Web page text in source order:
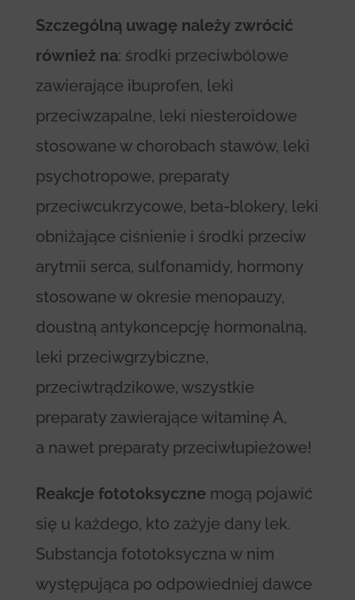
Szczególną uwagę należy zwrócić
również na: środki przeciwbólowe
zawierające ibuprofen, leki
przeciwzapalne, leki niesteroidowe
stosowane w chorobach stawów, leki
psychotropowe, preparaty
przeciwcukrzycowe, beta-blokery, leki
obniżające ciśnienie i środki przeciw
arytmii serca, sulfonamidy, hormony
stosowane w okresie menopauzy,
doustną antykoncepcję hormonalną,
leki przeciwgrzybiczne,
przeciwtrądzikowe, wszystkie
preparaty zawierające witaminę A,
a nawet preparaty przeciwłupieżowe!
Reakcje fototoksycznemogą pojawić
się u każdego, kto zażyje dany lek.
Substancja fototoksyczna w nim
występująca po odpowiedniej dawce